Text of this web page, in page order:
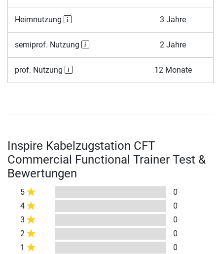
Heimnutzung 3 Jahre
semiprof. Nutzung 2 Jahre
prof. Nutzung 12 Monate
Inspire Kabelzugstation CFT
Commercial Functional Trainer Test &
Bewertungen
5
0
4
0
3
0
2
0
1
0